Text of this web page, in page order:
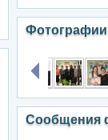
Фотографии
Сообщения